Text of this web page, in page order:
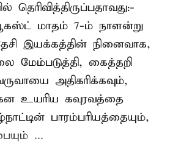
தெரிவித்திருப்பதாவது:-
மாதம் 7-ம் நாளன்று
இயக்கத்தின் நினைவாக,
மேம்படுத்தி, கைத்தறி
அதிகரிக்கவும்,
உயரிய கவுரவத்தை
பாரம்பரியத்தையும்,
...